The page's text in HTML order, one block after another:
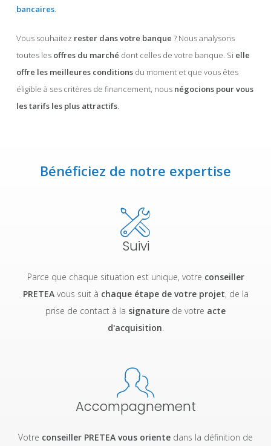
bancaires.
Vous souhaitez rester dans votre banque ? Nous analysons
toutes lesoffres du marché dont celles de votre banque. Si elle
offre les meilleures conditionsdu moment et que vous êtes
éligible à ses critères de financement, nousnégocions pourvous
les tarifs les plus attractifs.
Bénéficiez de notre expertise
Suivi
Parce que chaque situation est unique, votre conseiller
PRETEAvous suit à chaque étape de votre projet, de la
prise de contact à la signature de votre acte
d'acquisition.
Accompagnement
Votre conseiller PRETEA vous oriente dans la définition de